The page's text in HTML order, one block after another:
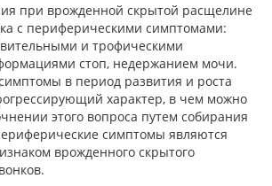
при врожденной скрытой расщелине
с периферическими симптомами:
и трофическими
стоп, недержанием мочи.
в период развития и роста
характер, в чем можно
этого вопроса путем собирания
симптомы являются
врожденного скрытого